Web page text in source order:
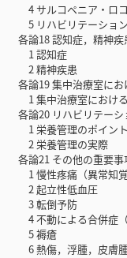
4 サルコペニア・ロコ
5 リハビリテーション
各論18 認知症，精神疾
1 認知症
2 精神疾患
各論19 集中治療室に
1 集中治療室における
各論20 リハビリテー
1 栄養管理のポイント
2 栄養管理の実際
各論21 その他の重要事
1 慢性疼痛（異常知覚
2 起立性低血圧
3 転倒予防
4 不動による合併症（
5 褥瘡
6 熱傷，浮腫，皮膚